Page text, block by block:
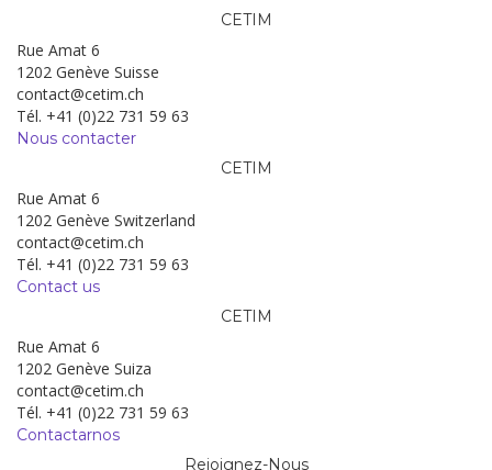
CETIM
Rue Amat 6
1202 Genève Suisse
contact@cetim.ch
Tél. +41 (0)22 731 59 63
Nous contacter
CETIM
Rue Amat 6
1202 Genève Switzerland
contact@cetim.ch
Tél. +41 (0)22 731 59 63
Contact us
CETIM
Rue Amat 6
1202 Genève Suiza
contact@cetim.ch
Tél. +41 (0)22 731 59 63
Contactarnos
Rejoignez-Nous